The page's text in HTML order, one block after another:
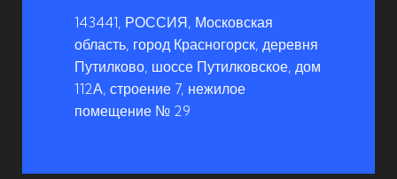
143441, РОССИЯ, Московская
область, город Красногорск, деревня
Путилково, шоссе Путилковское, дом
112А, строение 7, нежилое
помещение № 29